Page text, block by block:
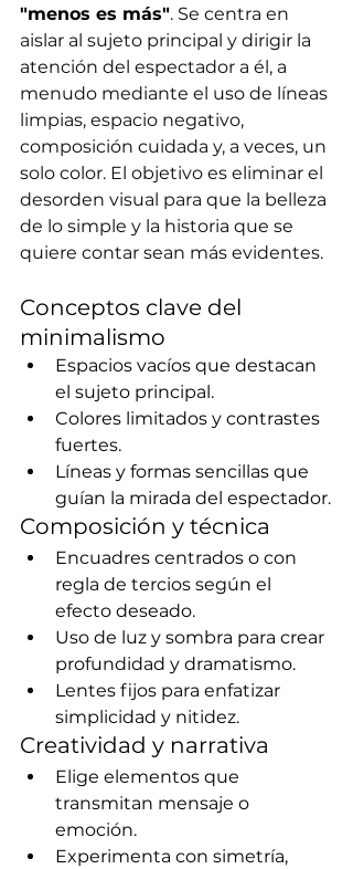
"menos es más". Se centra en
aislar al sujeto principal y dirigir la
atención del espectador a él, a
menudo mediante el uso de líneas
limpias, espacio negativo,
composición cuidada y, a veces, un
solo color. El objetivo es eliminar el
desorden visual para que la belleza
de lo simple y la historia que se
quiere contar sean más evidentes.
Conceptos clave del
minimalismo
Espacios vacíos que destacan
el sujeto principal.
Colores limitados y contrastes
fuertes.
Líneas y formas sencillas que
guían la mirada del espectador.
Composición y técnica
Encuadres centrados o con
regla de tercios según el
efecto deseado.
Uso de luz y sombra para crear
profundidad y dramatismo.
Lentes fijos para enfatizar
simplicidad y nitidez.
Creatividad y narrativa
Elige elementos que
transmitan mensaje o
emoción.
Experimenta con simetría,